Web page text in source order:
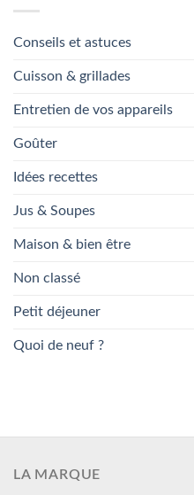
Conseils et astuces
Cuisson & grillades
Entretien de vos appareils
Goûter
Idées recettes
Jus & Soupes
Maison & bien être
Non classé
Petit déjeuner
Quoi de neuf ?
LA MARQUE